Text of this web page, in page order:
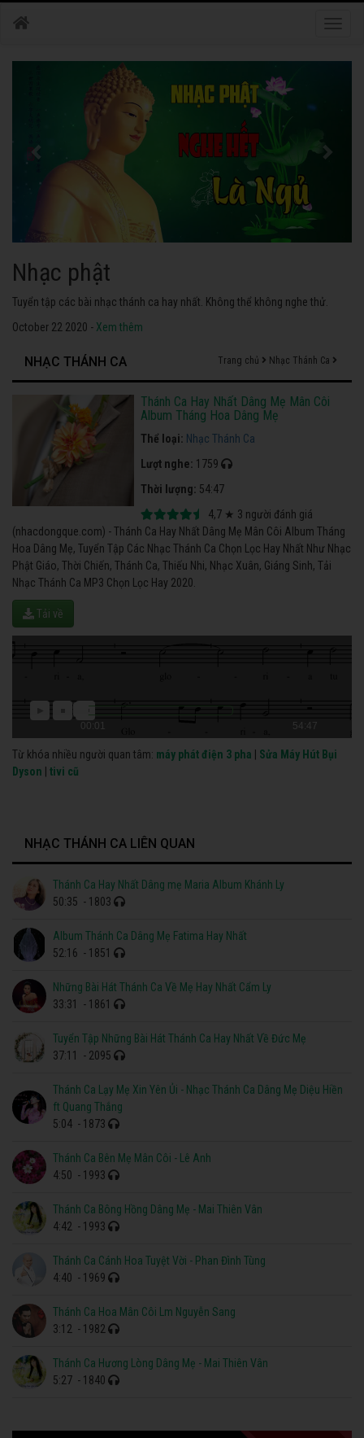
Nhạc phật
Tuyển tập các bài nhạc thánh ca hay nhất. Không thể không nghe thử.
October 22 2020 - Xem thêm
NHẠC THÁNH CA Trang chủ Nhạc Thánh Ca
Thánh Ca Hay Nhất Dâng Mẹ Mân Côi
Album Tháng Hoa Dâng Mẹ
Thể loại: Nhạc Thánh Ca
Lượt nghe: 1759
Thời lượng: 54:47
4,7 ★ 3 người đánh giá
(nhacdongque.com) - Thánh Ca Hay Nhất Dâng Mẹ Mân Côi Album Tháng
Hoa Dâng Mẹ, Tuyển Tập Các Nhạc Thánh Ca Chọn Lọc Hay Nhất Như Nhạc
Phật Giáo, Thời Chiến, Thánh Ca, Thiếu Nhi, Nhạc Xuân, Giáng Sinh, Tải
Nhạc Thánh Ca MP3 Chọn Lọc Hay 2020.
Tải về
00:01 54:47
Từ khóa nhiều người quan tâm: máy phát điện 3 pha
Sửa Máy Hút Bụi
Dyson
tivi cũ
NHẠC THÁNH CA LIÊN QUAN
Thánh Ca Hay Nhất Dâng mẹ Maria Album Khánh Ly
50:35 - 1803
Album Thánh Ca Dâng Mẹ Fatima Hay Nhất
52:16 - 1851
Những Bài Hát Thánh Ca Về Mẹ Hay Nhất Cẩm Ly
33:31
- 1861
Tuyển Tập Những Bài Hát Thánh Ca Hay Nhất Về Đức Mẹ
37:11
- 2095
Thánh Ca Lạy Mẹ Xin Yên Ủi - Nhạc Thánh Ca Dâng Mẹ Diệu Hiền
ft Quang Thắng
5:04 - 1873
Thánh Ca Bên Mẹ Mân Côi - Lê Anh
4:50 - 1993
Thánh Ca Bông Hồng Dâng Mẹ - Mai Thiên Vân
4:42 - 1993
Thánh Ca Cánh Hoa Tuyệt Vời - Phan Đình Tùng
4:40 - 1969
Thánh Ca Hoa Mân Côi Lm Nguyễn Sang
3:12 - 1982
Thánh Ca Hương Lòng Dâng Mẹ - Mai Thiên Vân
5:27 - 1840